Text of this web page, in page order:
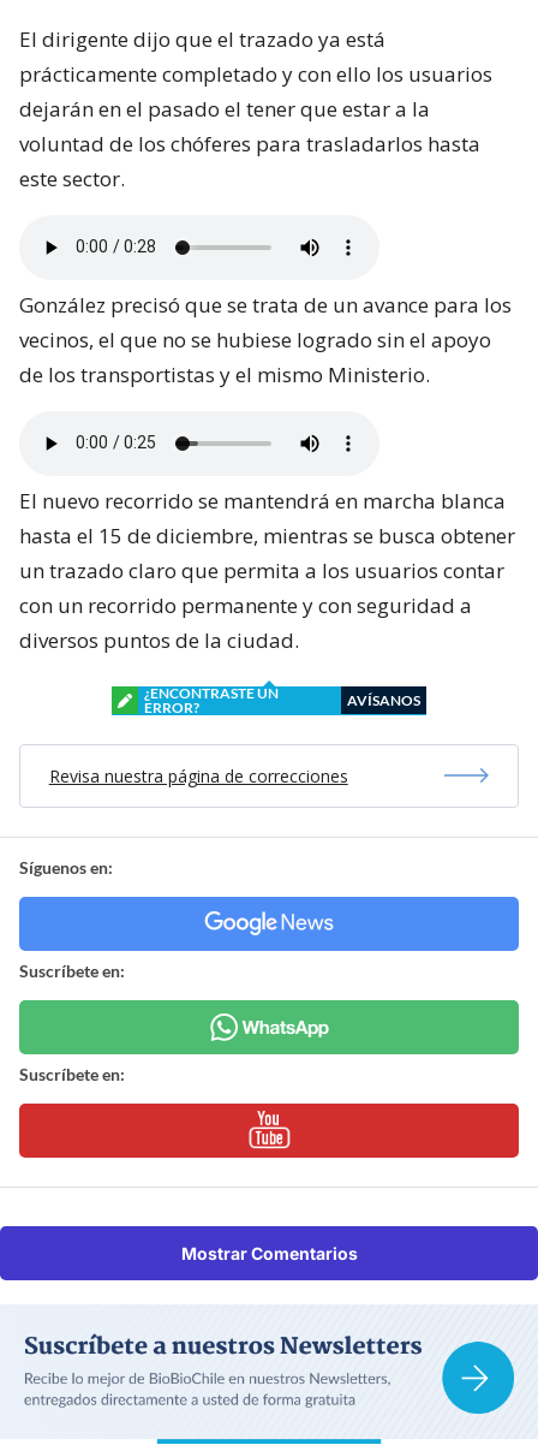
El dirigente dijo que el trazado ya está
prácticamente completado y con ello los usuarios
dejarán en el pasado el tener que estar a la
voluntad de los chóferes para trasladarlos hasta
este sector.
González precisó que se trata de un avance para los
vecinos, el que no se hubiese logrado sin el apoyo
de los transportistas y el mismo Ministerio.
El nuevo recorrido se mantendrá en marcha blanca
hasta el 15 de diciembre, mientras se busca obtener
un trazado claro que permita a los usuarios contar
con un recorrido permanente y con seguridad a
diversos puntos de la ciudad.
¿ENCONTRASTE UN
ERROR?
AVÍSANOS
Revisa nuestra página de correcciones
Síguenos en:
Suscríbete en:
Suscríbete en:
Mostrar Comentarios